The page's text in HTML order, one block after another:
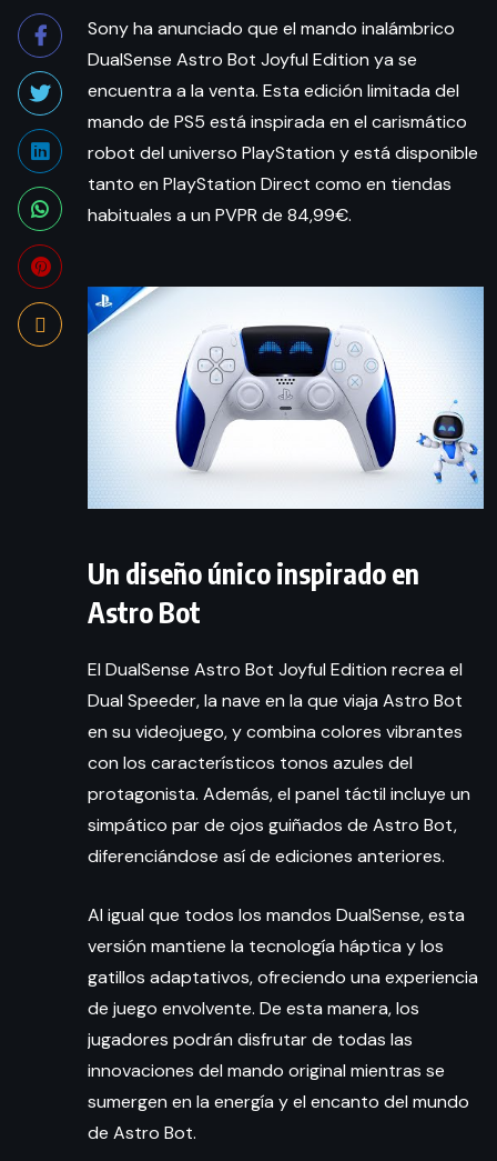
Sony ha anunciado que el mando inalámbrico
DualSense Astro Bot Joyful Edition ya se
encuentra a la venta. Esta edición limitada del
mando de PS5 está inspirada en el carismático
robot del universo PlayStation y está disponible
tanto en PlayStation Direct como en tiendas
habituales a un PVPR de 84,99€.
Un diseño único inspirado en
Astro Bot
El DualSense Astro Bot Joyful Edition recrea el
Dual Speeder, la nave en la que viaja Astro Bot
en su videojuego, y combina colores vibrantes
con los característicos tonos azules del
protagonista. Además, el panel táctil incluye un
simpático par de ojos guiñados de Astro Bot,
diferenciándose así de ediciones anteriores.
Al igual que todos los mandos DualSense, esta
versión mantiene la tecnología háptica y los
gatillos adaptativos, ofreciendo una experiencia
de juego envolvente. De esta manera, los
jugadores podrán disfrutar de todas las
innovaciones del mando original mientras se
sumergen en la energía y el encanto del mundo
de Astro Bot.